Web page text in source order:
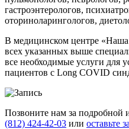
гастроэнтерологов,
оториноларингологов,
В медицинском центре «Наша
всех указанных выше
все необходимые услуги для
пациентов с Long COVID
Позвоните нам за подробной
(812) 424-42-03 или оставьте